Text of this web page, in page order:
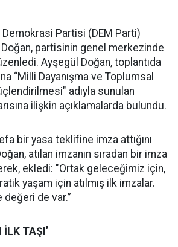
Demokrasi Partisi (DEM Parti)
partisinin genel merkezinde
Ayşegül Doğan, toplantıda
“Milli Dayanışma ve Toplumsal
adıyla sunulan
ilişkin açıklamalarda bulundu.
bir yasa teklifine imza attığını
atılan imzanın sıradan bir imza
ekledi: "Ortak geleceğimiz için,
yaşam için atılmış ilk imzalar.
değeri de var.”
İLK TAŞI’